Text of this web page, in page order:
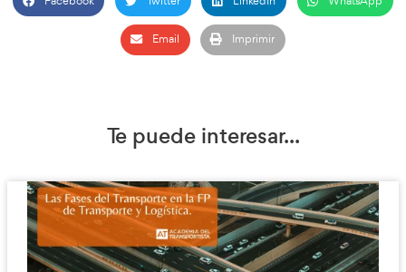
receptividad a las
las autoescuelas que a las
Durante la fase de consulta previa, la mayoría de las
impartirse mediante aula virtual o teleformación,
probadas en eficacia, trazabilidad y calidad. Sin embargo, el
proyecto del RD excluye ambas opciones, imponiendo una
total que dificulta el acceso a la formación, especialmente